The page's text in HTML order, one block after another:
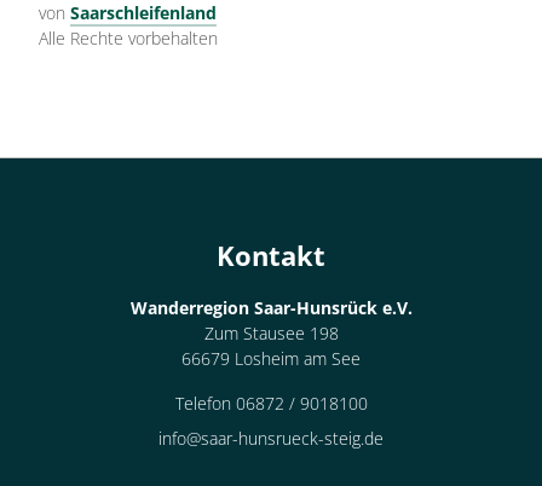
von Saarschleifenland
Alle Rechte vorbehalten
Kontakt
Wanderregion Saar-Hunsrück e.V.
Zum Stausee 198
66679 Losheim am See
Telefon 06872 / 9018100
info@saar-hunsrueck-steig.de